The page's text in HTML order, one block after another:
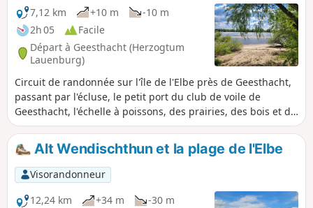
7,12 km
+10 m
-10 m
2h 05
Facile
Départ à Geesthacht (Herzogtum
Lauenburg)
Circuit de randonnée sur l'île de l'Elbe près de Geesthacht,
passant par l'écluse, le petit port du club de voile de
Geesthacht, l'échelle à poissons, des prairies, des bois et de
belles plages au bord de l'Elbe. Parmi les espèces d'oiseaux
qui nichent sur l'île de l'Elbe, on trouve le rossignol et la
pie-grièche écorcheur.
Alt Wendischthun et la plage de l'Elbe
Visorandonneur
12,24 km
+34 m
-30 m